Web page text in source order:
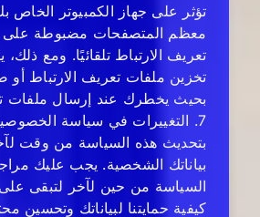
تؤثر على جهاز الكمبيوتر الخاص
معظم المتصفحات مضبوطة على
تعريف الارتباط تلقائيًا. ومع
تخزين ملفات تعريف الارتباط
بحيث يخطرك عند إرسال ملفات
7. التغييرات في سياسة
بتحديث هذه السياسة من وقت
بياناتك الشخصية. يجب عليك
السياسة من حين لآخر لتبقى
كيفية حمايتنا لبياناتك وتحسين